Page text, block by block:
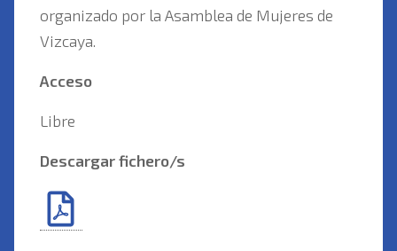
organizado por la Asamblea de Mujeres de
Vizcaya.
Acceso
Libre
Descargar fichero/s